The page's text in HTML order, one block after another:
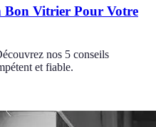
Bon Vitrier Pour Votre
nos 5 conseils
et fiable.